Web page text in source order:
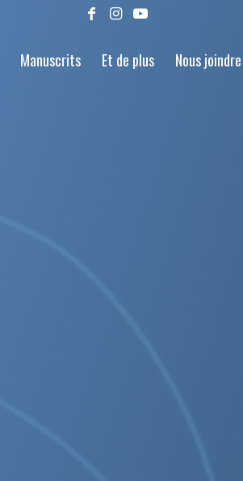
Manuscrits Et de plus Nous joindre